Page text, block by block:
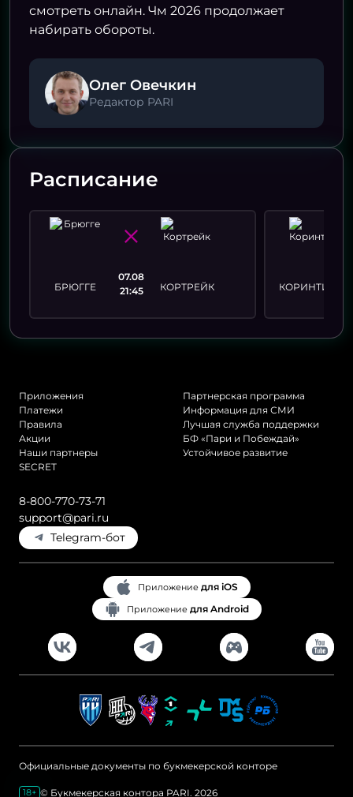
смотреть онлайн. Чм 2026 продолжает
набирать обороты.
Олег Овечкин
Редактор PARI
Расписание
БРЮГГЕ
07.08
21:45
КОРТРЕЙК КОРИНТИАНС
Приложения
Платежи
Правила
Акции
Наши партнеры
SECRET
Партнерская программа
Информация для СМИ
Лучшая служба поддержки
БФ «Пари и Побеждай»
Устойчивое развитие
8-800-770-73-71
support@pari.ru
Telegram-бот
Приложение для iOS
Приложение для Android
Официальные документы по букмекерской конторе
18+ © Букмекерская контора PARI. 2026